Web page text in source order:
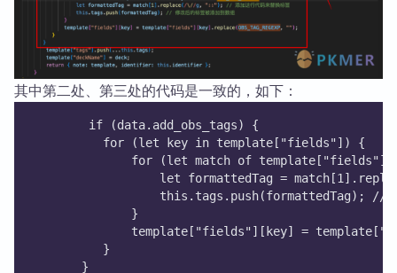
其中第二处、第三处的代码是一致的，如下：
        if (data.add_obs_tags) {
          for (let key in template["fields"]) {
for (let match of
let formattedTag =
this.tags.push(formattedTag); //
              }
template["fields"][key] =
          }
       }